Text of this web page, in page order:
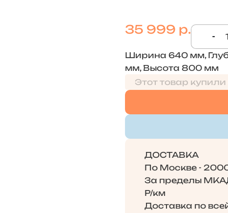
35 999 р. -
Ширина 640 мм,
мм, Высота 800 мм
Этот товар
ДОСТАВКА
По Москве -
За пределы
Р/км
Доставка по